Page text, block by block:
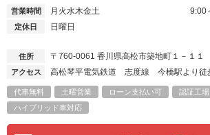
営業時間 月火水木金土 9:00
定休日 日曜日
住所 〒760-0061 香川県高松市築地町１－１１
アクセス 高松琴平電気鉄道 志度線 今橋駅より徒
代車無料 土曜営業 ローン支払い可
認証工場
ハイブリッド車対応